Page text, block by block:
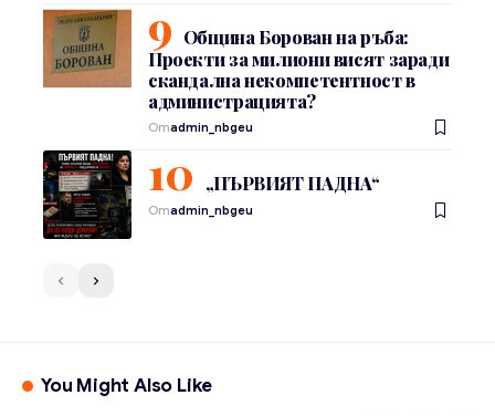
Община Борован на ръба:
Проекти за милиони висят заради
скандална некомпетентност в
администрацията?
Отadmin_nbgeu
„ПЪРВИЯТ ПАДНА“
Отadmin_nbgeu
You Might Also Like